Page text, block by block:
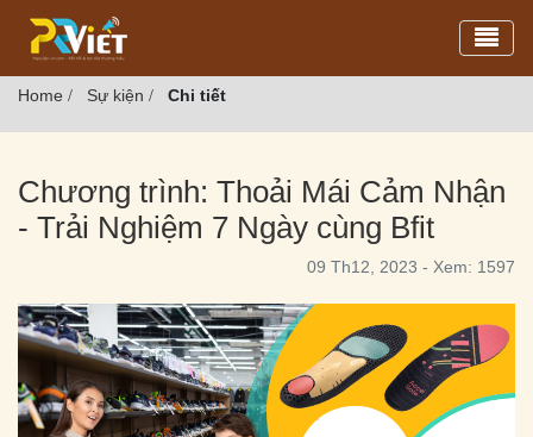
Home / Sự kiện / Chi tiết
Chương trình: Thoải Mái Cảm Nhận
- Trải Nghiệm 7 Ngày cùng Bfit
09 Th12, 2023 - Xem: 1597